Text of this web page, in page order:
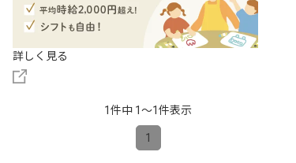
詳しく見る
1件中 1〜1件表示
1